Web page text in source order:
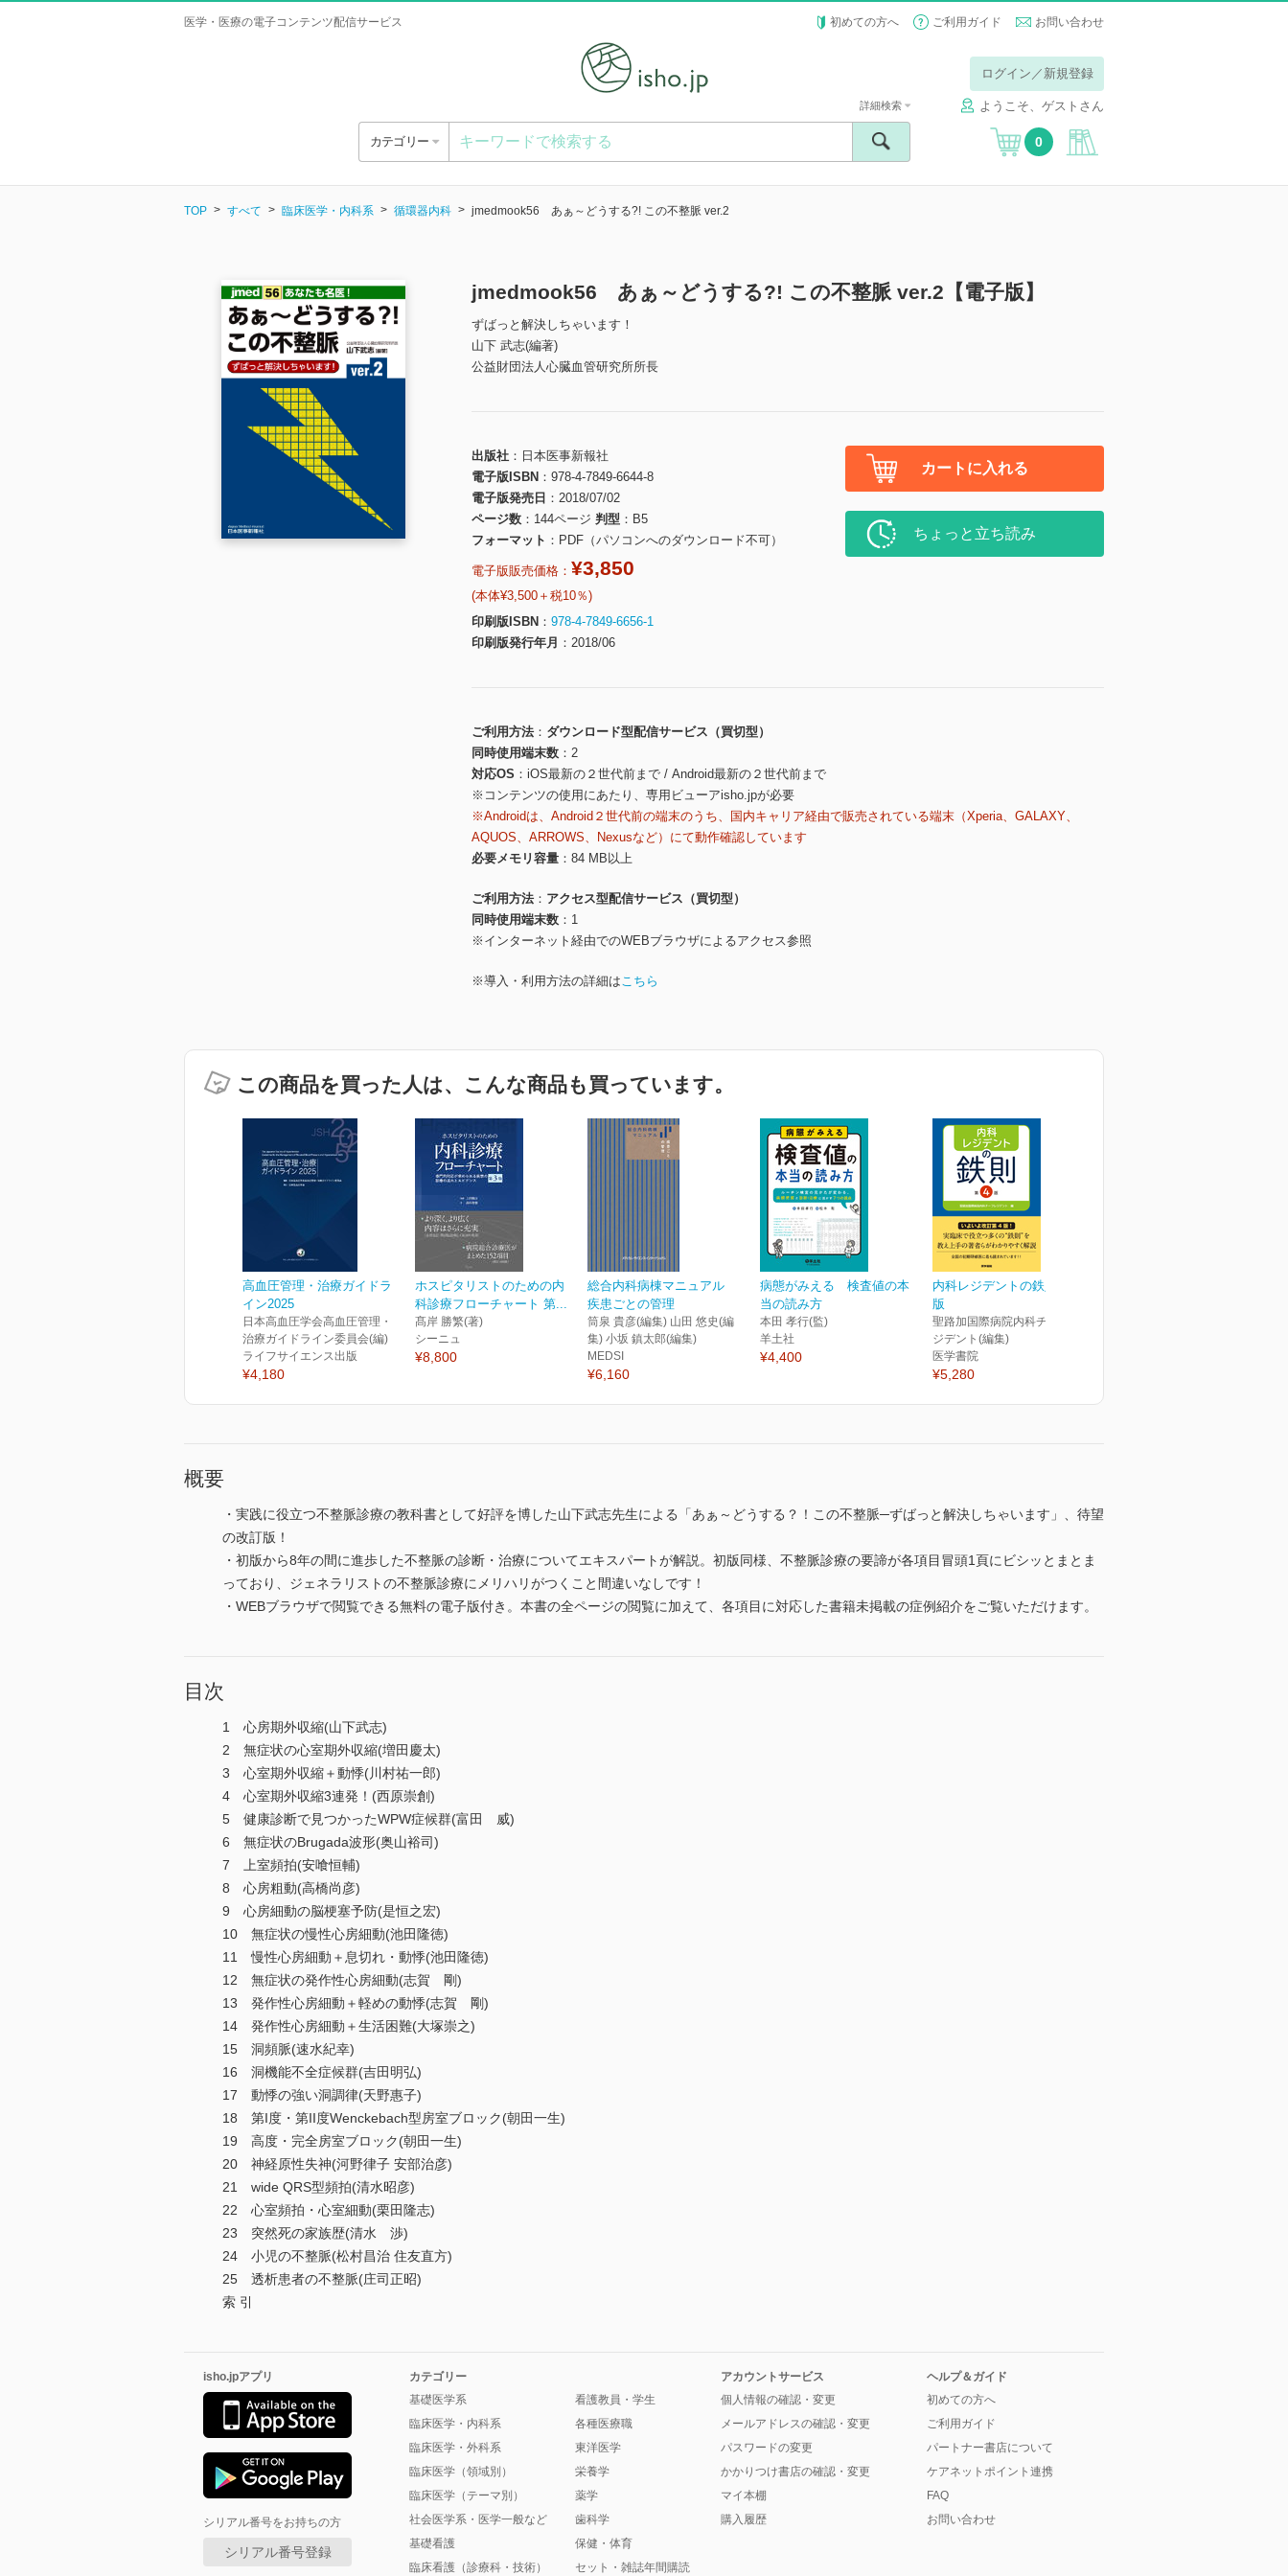
医学・医療の電子コンテンツ配信サービス 初めての方へ ご利用ガイド お問い合わせ
ログイン／新規登録
ようこそ、ゲストさん
カテゴリー
詳細検索
0
TOP すべて 臨床医学・内科系 循環器内科 jmedmook56 あぁ～どうする?! この不整脈 ver.2
jmedmook56 あぁ～どうする?! この不整脈 ver.2【電子版】
ずばっと解決しちゃいます！
山下 武志(編著)
公益財団法人心臓血管研究所所長
出版社
日本医事新報社
電子版ISBN
978-4-7849-6644-8
電子版発売日
2018/07/02
ページ数
144ページ 判型
B5
フォーマット
PDF（パソコンへのダウンロード不可）
電子版販売価格： ¥3,850
(本体¥3,500＋税10％)
印刷版ISBN
978-4-7849-6656-1
印刷版発行年月
2018/06
カートに入れる
ちょっと立ち読み
ご利用方法
ダウンロード型配信サービス（買切型）
同時使用端末数
2
対応OS
iOS最新の２世代前まで / Android最新の２世代前まで
※コンテンツの使用にあたり、専用ビューアisho.jpが必要
※Androidは、Android２世代前の端末のうち、国内キャリア経由で販売されている端末（Xperia、GALAXY、
AQUOS、ARROWS、Nexusなど）にて動作確認しています
必要メモリ容量
84 MB以上
ご利用方法
アクセス型配信サービス（買切型）
同時使用端末数
1
※インターネット経由でのWEBブラウザによるアクセス参照
※導入・利用方法の詳細はこちら
この商品を買った人は、こんな商品も買っています。
高血圧管理・治療ガイドラ
イン2025
日本高血圧学会高血圧管理・
治療ガイドライン委員会(編)
ライフサイエンス出版
¥4,180
ホスピタリストのための内
科診療フローチャート 第...
髙岸 勝繁(著)
シーニュ
¥8,800
総合内科病棟マニュアル
疾患ごとの管理
筒泉 貴彦(編集) 山田 悠史(編
集) 小坂 鎮太郎(編集)
MEDSI
¥6,160
病態がみえる 検査値の本
当の読み方
本田 孝行(監)
羊土社
¥4,400
内科レジデントの鉄則 第4
版
聖路加国際病院内科チーフレ
ジデント(編集)
医学書院
¥5,280
概要
・実践に役立つ不整脈診療の教科書として好評を博した山下武志先生による「あぁ～どうする？！この不整脈─ずばっと解決しちゃいます」、待望
の改訂版！
・初版から8年の間に進歩した不整脈の診断・治療についてエキスパートが解説。初版同様、不整脈診療の要諦が各項目冒頭1頁にビシッとまとま
っており、ジェネラリストの不整脈診療にメリハリがつくこと間違いなしです！
・WEBブラウザで閲覧できる無料の電子版付き。本書の全ページの閲覧に加えて、各項目に対応した書籍未掲載の症例紹介をご覧いただけます。
目次
1 心房期外収縮(山下武志)
2 無症状の心室期外収縮(増田慶太)
3 心室期外収縮＋動悸(川村祐一郎)
4 心室期外収縮3連発！(西原崇創)
5 健康診断で見つかったWPW症候群(富田 威)
6 無症状のBrugada波形(奥山裕司)
7 上室頻拍(安喰恒輔)
8 心房粗動(高橋尚彦)
9 心房細動の脳梗塞予防(是恒之宏)
10 無症状の慢性心房細動(池田隆徳)
11 慢性心房細動＋息切れ・動悸(池田隆徳)
12 無症状の発作性心房細動(志賀 剛)
13 発作性心房細動＋軽めの動悸(志賀 剛)
14 発作性心房細動＋生活困難(大塚崇之)
15 洞頻脈(速水紀幸)
16 洞機能不全症候群(吉田明弘)
17 動悸の強い洞調律(天野惠子)
18 第I度・第II度Wenckebach型房室ブロック(朝田一生)
19 高度・完全房室ブロック(朝田一生)
20 神経原性失神(河野律子 安部治彦)
21 wide QRS型頻拍(清水昭彦)
22 心室頻拍・心室細動(栗田隆志)
23 突然死の家族歴(清水 渉)
24 小児の不整脈(松村昌治 住友直方)
25 透析患者の不整脈(庄司正昭)
索 引
isho.jpアプリ
シリアル番号をお持ちの方
シリアル番号登録
カテゴリー
基礎医学系
臨床医学・内科系
臨床医学・外科系
臨床医学（領域別）
臨床医学（テーマ別）
社会医学系・医学一般など
基礎看護
臨床看護（診療科・技術）
看護教員・学生
各種医療職
東洋医学
栄養学
薬学
歯科学
保健・体育
セット・雑誌年間購読
アカウントサービス
個人情報の確認・変更
メールアドレスの確認・変更
パスワードの変更
かかりつけ書店の確認・変更
マイ本棚
購入履歴
ヘルプ＆ガイド
初めての方へ
ご利用ガイド
パートナー書店について
ケアネットポイント連携
FAQ
お問い合わせ